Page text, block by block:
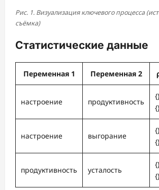
Рис. 1. Визуализация ключевого процесса
съёмка)
Статистические данные
Переменная 1 Переменная 2
настроение продуктивность
настроение выгорание
продуктивность усталость